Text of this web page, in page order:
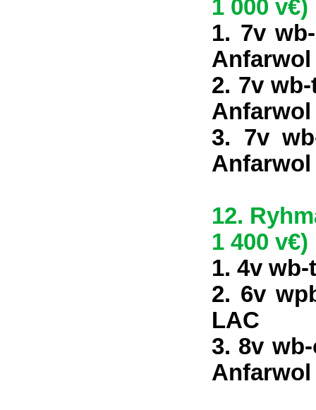
1 000 v€)
1. 7v
Anfarwol
2. 7v
Anfarwol
3. 7v
Anfarwol
12.
1 400 v€)
1. 4v
2. 6v
LAC
3. 8v
Anfarwol